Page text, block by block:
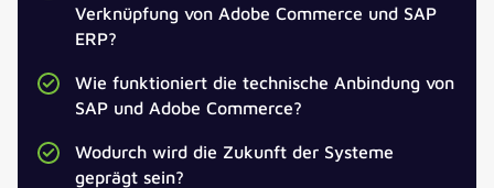
Verknüpfung von Adobe Commerce und SAP
ERP?
Wie funktioniert die technische Anbindung von
SAP und Adobe Commerce?
Wodurch wird die Zukunft der Systeme
geprägt sein?